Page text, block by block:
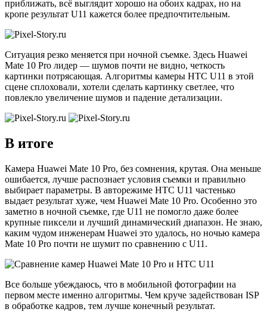
приближать, всё выглядит хорошо на обоих кадрах, но на
кропе результат U11 кажется более предпочтительным.
Ситуация резко меняется при ночной съемке. Здесь Huawei
Mate 10 Pro лидер — шумов почти не видно, четкость
картинки потрясающая. Алгоритмы камеры HTC U11 в этой
сцене сплоховали, хотели сделать картинку светлее, что
повлекло увеличение шумов и падение детализации.
В итоге
Камера Huawei Mate 10 Pro, без сомнения, крутая. Она меньше
ошибается, лучше распознает условия съемки и правильно
выбирает параметры. В авторежиме HTC U11 частенько
выдает результат хуже, чем Huawei Mate 10 Pro. Особенно это
заметно в ночной съемке, где U11 не помогло даже более
крупные пиксели и лучший динамический диапазон. Не знаю,
каким чудом инженерам Huawei это удалось, но ночью камера
Mate 10 Pro почти не шумит по сравнению с U11.
Все больше убеждаюсь, что в мобильной фотографии на
первом месте именно алгоритмы. Чем круче задействован ISP
в обработке кадров, тем лучше конечный результат.